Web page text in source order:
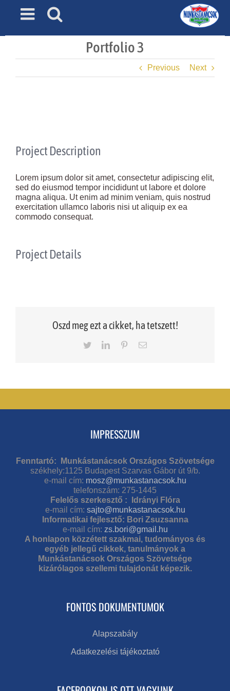
Portfolio 3
Previous Next
Project Description
Lorem ipsum dolor sit amet, consectetur adipiscing elit,
sed do eiusmod tempor incididunt ut labore et dolore
magna aliqua. Ut enim ad minim veniam, quis nostrud
exercitation ullamco laboris nisi ut aliquip ex ea
commodo consequat.
Project Details
Oszd meg ezt a cikket, ha tetszett!
TwitterLinkedInPinterestEmail
IMPRESSZUM
Fenntartó: Munkástanácsok Országos Szövetsége
székhely:1125 Budapest Szarvas Gábor út 9/b.
e-mail cím: mosz@munkastanacsok.hu
telefonszám: 275-1445
Felelős szerkesztő : Idrányi Flóra
e-mail cím: sajto@munkastanacsok.hu
Informatikai fejlesztő: Bori Zsuzsanna
e-mail cím: zs.bori@gmail.hu
A honlapon közzétett szakmai, tudományos és
egyéb jellegű cikkek, tanulmányok a
Munkástanácsok Országos Szövetsége
kizárólagos szellemi tulajdonát képezik.
FONTOS DOKUMENTUMOK
Alapszabály
Adatkezelési tájékoztató